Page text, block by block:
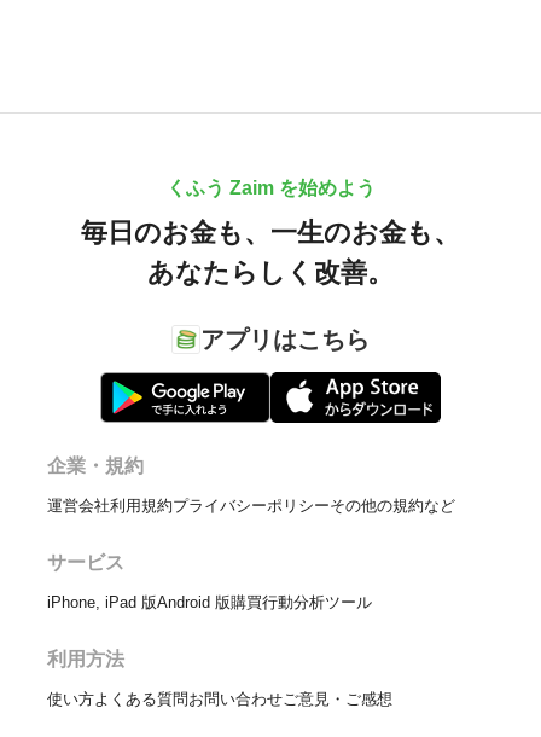
くふう Zaim を始めよう
毎日のお金も、 一生のお金も、
あなたらしく改善。
アプリはこちら
企業・規約
運営会社利用規約プライバシーポリシーその他の規約など
サービス
iPhone, iPad 版Android 版購買行動分析ツール
利用方法
使い方よくある質問お問い合わせご意見・ご感想